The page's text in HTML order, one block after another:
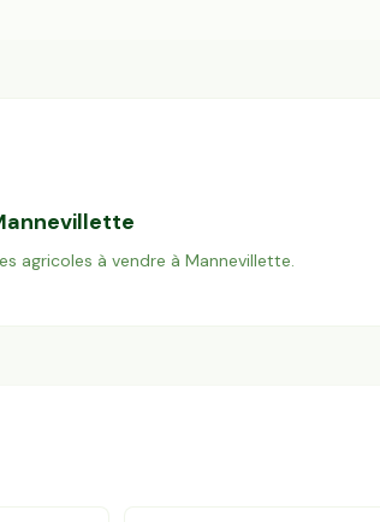
agricoles à vendre à Mannevillette.